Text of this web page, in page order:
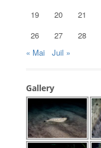
19
20 21
26
27 28
« Mai
Juil »
Gallery